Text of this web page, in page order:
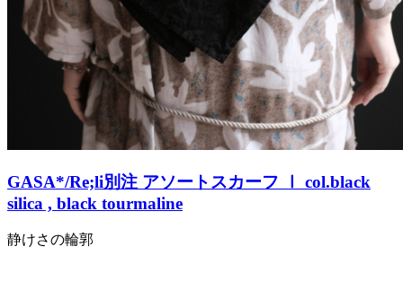
GASA*/Re;li別注 アソートスカーフ Ⅰ col.black
silica , black tourmaline
静けさの輪郭